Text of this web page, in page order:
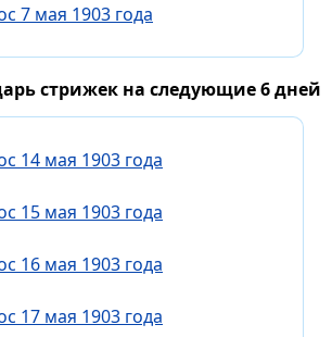
7 мая 1903 года
стрижек на следующие 6 дней
14 мая 1903 года
15 мая 1903 года
16 мая 1903 года
17 мая 1903 года